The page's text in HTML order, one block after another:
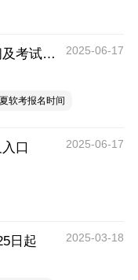
宁夏软考时间2025下半年报名时间及考试时间 2025-06-17
软考报名时间
口 2025-06-17
日起 2025-03-18